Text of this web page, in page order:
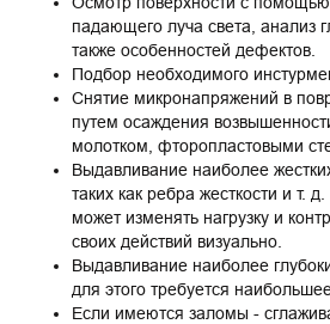
падающего луча света, анализ
также особенностей дефектов.
Подбор необходимого
Снятие микронапряжений в
путем осаждения
молотком, фторопластовыми
Выдавливание наиболее
таких как ребра жесткости и т.
может изменять нагрузку и
своих действий визуально.
Выдавливание наиболее
для этого требуется
Если имеются заломы -